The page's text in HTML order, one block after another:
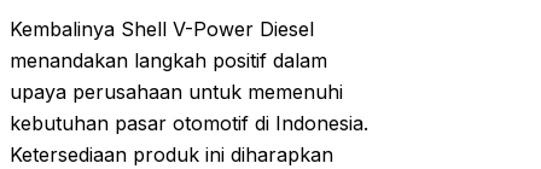
Kembalinya Shell V-Power Diesel
menandakan langkah positif dalam
upaya perusahaan untuk memenuhi
kebutuhan pasar otomotif di Indonesia.
Ketersediaan produk ini diharapkan